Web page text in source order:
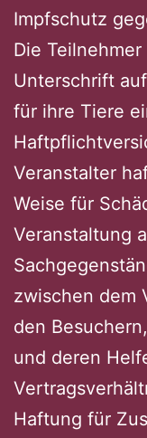
Impfschutz
Die
Unterschrift
für ihre Tiere
Veranstalter
Weise für
Veranstaltung
zwischen dem
den
und deren
Haftung für